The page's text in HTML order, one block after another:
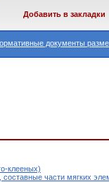
документы
Добавить в закладки
клееных)
части мягких